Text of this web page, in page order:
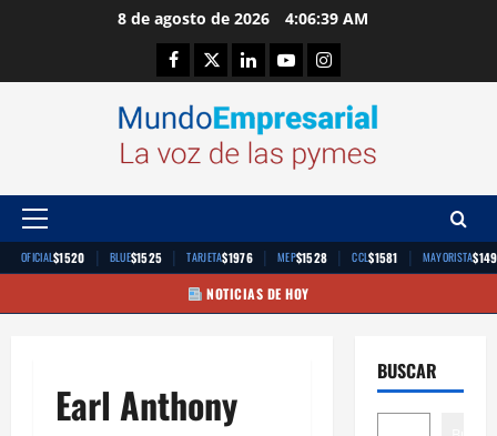
8 de agosto de 2026 4:06:40 AM
Facebook
TwitterLinkedinYoutubeInstagram
Menú
principal
OFICIAL$1520 | BLUE$1525 | TARJETA$1976 | MEP$1528 | CCL$1581 | MAYORISTA
NOTICIAS DE HOY
Earl Anthony
BUSCAR